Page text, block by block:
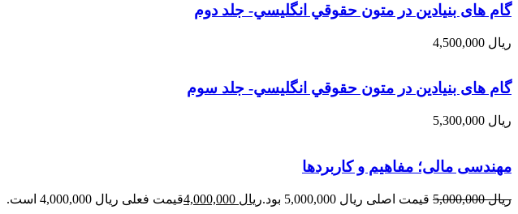
گام های بنیادین در متون حقوقي انگليسي- جلد دوم
ریال
گام های بنیادین در متون حقوقي انگليسي- جلد سوم
ریال
مهندسی مالی؛ مفاهیم و کاربردها
ریال5,000,000 قیمت اصلی ریال 5,000,000 بود. ریال قیمت فعلی ریال 4,000,000 است.